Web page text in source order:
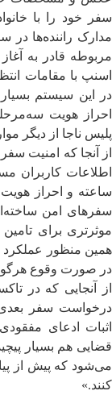
سفر خود را با
مدارک راننده‌ها
مربوطه قادر به
اسنپ با مقامات
در این سیستم
احراز هویت
پلیس ناجا از دیگر
از آنجا که امنیت
ساعته و احراز هویت
سفرهای امن
موثرتری برای
همین منظور عملکرد
در صورت وقوع
از آنجایی که در
درخواست سفر
اثبات ادعای
قضایی هم بسیار
می‌شود که پیش از
کنند.»